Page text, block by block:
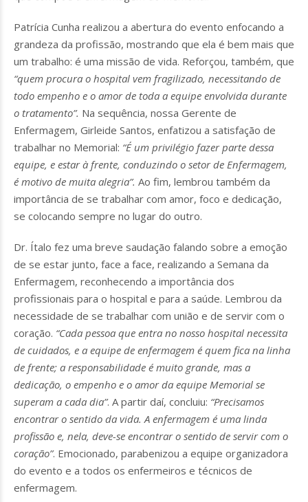
Patrícia Cunha realizou a abertura do evento enfocando a
grandeza da profissão, mostrando que ela é bem mais que
um trabalho: é uma missão de vida. Reforçou, também, que
“quem procura o hospital vem fragilizado, necessitando de
todo empenho e o amor de toda a equipe envolvida durante
o tratamento”. Na sequência, nossa Gerente de
Enfermagem, Girleide Santos, enfatizou a satisfação de
trabalhar no Memorial: “É um privilégio fazer parte dessa
equipe, e estar à frente, conduzindo o setor de Enfermagem,
é motivo de muita alegria”. Ao fim, lembrou também da
importância de se trabalhar com amor, foco e dedicação,
se colocando sempre no lugar do outro.
Dr. Ítalo fez uma breve saudação falando sobre a emoção
de se estar junto, face a face, realizando a Semana da
Enfermagem, reconhecendo a importância dos
profissionais para o hospital e para a saúde. Lembrou da
necessidade de se trabalhar com união e de servir com o
coração. “Cada pessoa que entra no nosso hospital necessita
de cuidados, e a equipe de enfermagem é quem fica na linha
de frente; a responsabilidade é muito grande, mas a
dedicação, o empenho e o amor da equipe Memorial se
superam a cada dia”. A partir daí, concluiu: “Precisamos
encontrar o sentido da vida. A enfermagem é uma linda
profissão e, nela, deve-se encontrar o sentido de servir com o
coração”. Emocionado, parabenizou a equipe organizadora
do evento e a todos os enfermeiros e técnicos de
enfermagem.